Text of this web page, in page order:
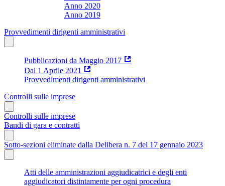
Anno 2020
Anno 2019
Provvedimenti dirigenti amministrativi
Pubblicazioni da Maggio 2017
Dal 1 Aprile 2021
Provvedimenti dirigenti amministrativi
Controlli sulle imprese
Controlli sulle imprese
Bandi di gara e contratti
Sotto-sezioni eliminate dalla Delibera n. 7 del 17 gennaio 2023
Atti delle amministrazioni aggiudicatrici e degli enti
aggiudicatori distintamente per ogni procedura